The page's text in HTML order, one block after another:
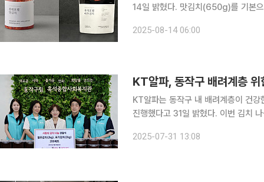
14일 밝혔다. 맛김치(650g)를 기본으로 포함해 열무김치·백김치·깍두기(600g) 중 1개를 세트로
이브커머스 기간 최대 24% 할인을
2025-08-14 06:00
KT알파, 동작구 배려계층
KT알파는 동작구 내 배려계층이 건
진행했다고 31일 밝혔다. 이번 김치 나눔 행사는 이어지는 폭염 속 동작구 배려계층 주민들이 더욱
재단과 뜻을 모아 포기김치와 열무김
2025-07-31 13:08